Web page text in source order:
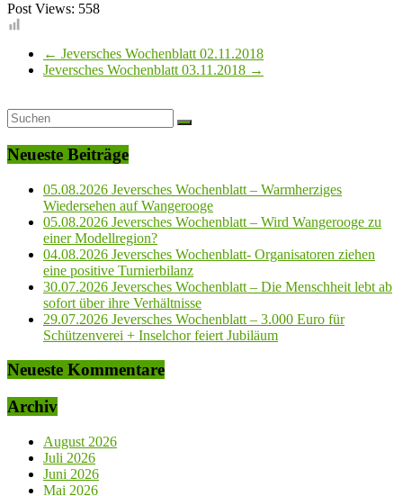
Post Views: 558
← Jeversches Wochenblatt 02.11.2018
Jeversches Wochenblatt 03.11.2018 →
Neueste Beiträge
05.08.2026 Jeversches Wochenblatt – Warmherziges
Wiedersehen auf Wangerooge
05.08.2026 Jeversches Wochenblatt – Wird Wangerooge zu
einer Modellregion?
04.08.2026 Jeversches Wochenblatt- Organisatoren ziehen
eine positive Turnierbilanz
30.07.2026 Jeversches Wochenblatt – Die Menschheit lebt ab
sofort über ihre Verhältnisse
29.07.2026 Jeversches Wochenblatt – 3.000 Euro für
Schützenverei + Inselchor feiert Jubiläum
Neueste Kommentare
Archiv
August 2026
Juli 2026
Juni 2026
Mai 2026